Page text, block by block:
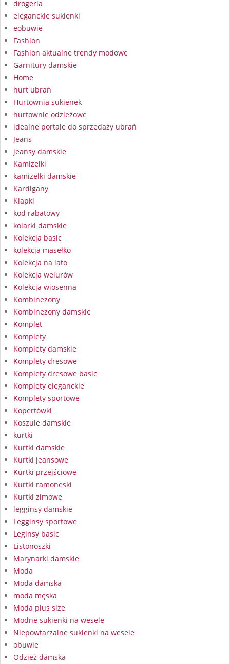
drogeria
eleganckie sukienki
eobuwie
Fashion
Fashion aktualne trendy modowe
Garnitury damskie
Home
hurt ubrań
Hurtownia sukienek
hurtownie odzieżowe
idealne portale do sprzedaży ubrań
Jeans
jeansy damskie
Kamizelki
kamizelki damskie
Kardigany
Klapki
kod rabatowy
kolarki damskie
Kolekcja basic
kolekcja masełko
Kolekcja na lato
Kolekcja welurów
Kolekcja wiosenna
Kombinezony
Kombinezony damskie
Komplet
Komplety
Komplety damskie
Komplety dresowe
Komplety dresowe basic
Komplety eleganckie
Komplety sportowe
Kopertówki
Koszule damskie
kurtki
Kurtki damskie
Kurtki jeansowe
Kurtki przejściowe
Kurtki ramoneski
Kurtki zimowe
legginsy damskie
Legginsy sportowe
Leginsy basic
Listonoszki
Marynarki damskie
Moda
Moda damska
moda męska
Moda plus size
Modne sukienki na wesele
Niepowtarzalne sukienki na wesele
obuwie
Odzież damska